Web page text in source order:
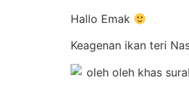
Hallo Emak
Keagenan ikan teri